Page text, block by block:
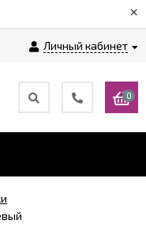
×
Личный кабинет
0